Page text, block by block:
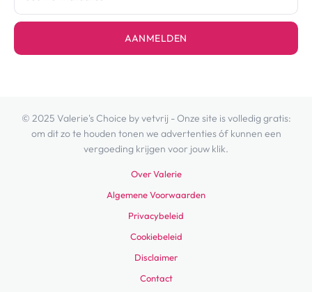
AANMELDEN
© 2025 Valerie's Choice by vetvrij - Onze site is volledig gratis:
om dit zo te houden tonen we advertenties óf kunnen een
vergoeding krijgen voor jouw klik.
Over Valerie
Algemene Voorwaarden
Privacybeleid
Cookiebeleid
Disclaimer
Contact